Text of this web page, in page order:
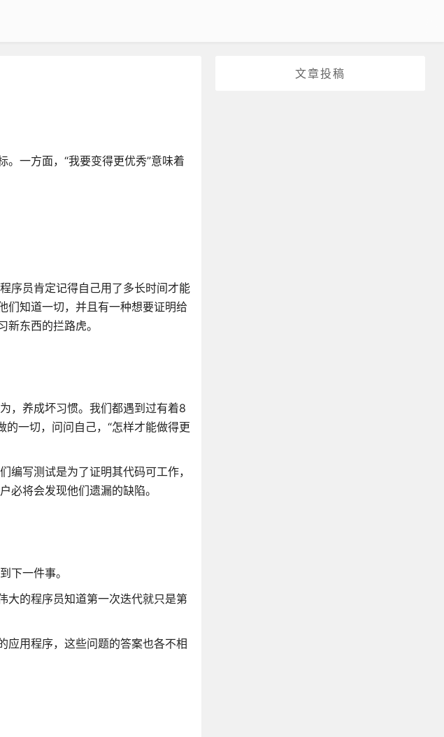
文章投稿
一方面，“我要变得更优秀”意味着
序员肯定记得自己用了多长时间才能
们知道一切，并且有一种想要证明给
东西的拦路虎。
养成坏习惯。我们都遇到过有着8
一切，问问自己，“怎样才能做得更
写测试是为了证明其代码可工作，
将会发现他们遗漏的缺陷。
下一件事。
大的程序员知道第一次迭代就只是第
应用程序，这些问题的答案也各不相